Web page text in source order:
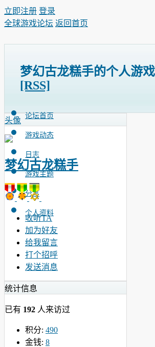
立即注册 登录
全球游戏论坛 返回首页
梦幻古龙糕手的个人游
[RSS]
论坛首页
游戏动态
日志
游戏主题
分享
个人资料
头像
梦幻古龙糕手
收听TA
加为好友
给我留言
打个招呼
发送消息
统计信息
已有 192 人来访过
积分: 490
金钱: 8